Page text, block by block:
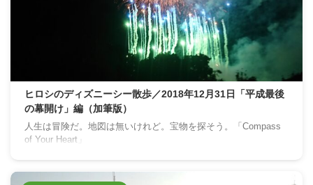
ヒロシのディズニーシー散歩／2018年12月31日「平成最後
の幕開け」編（加筆版）
人生は冒険だ。地図は無いけれど。宝物を探そう。「Compass
of Your Heart」